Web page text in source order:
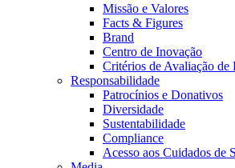
Missão e Valores
Facts & Figures
Brand
Centro de Inovação
Critérios de Avaliação de
Responsabilidade
Patrocínios e Donativos
Diversidade
Sustentabilidade
Compliance
Acesso aos Cuidados de